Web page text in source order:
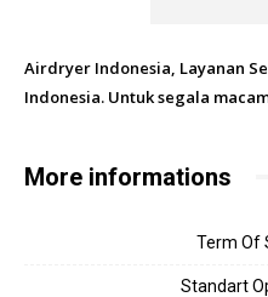
Airdryer Indonesia, Layanan
Indonesia. Untuk segala
More informations
Term Of
Standart